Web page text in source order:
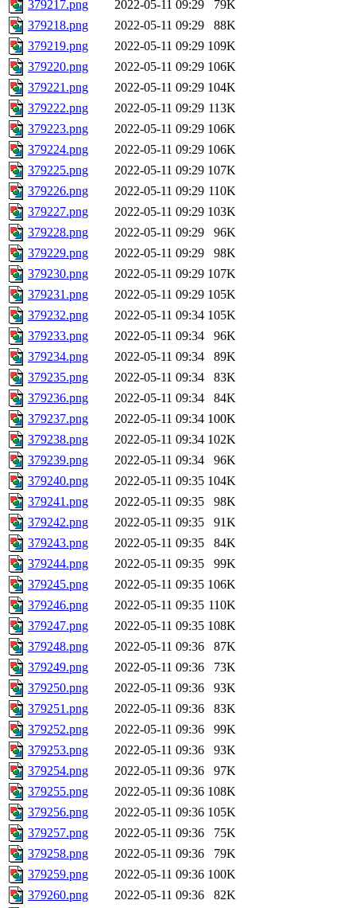
379217.png 2022-05-11 09:29
79K
379218.png
2022-05-11 09:29
88K
379219.png
2022-05-11 09:29 109K
379220.png
2022-05-11 09:29 106K
379221.png
2022-05-11 09:29 104K
379222.png
2022-05-11 09:29 113K
379223.png
2022-05-11 09:29 106K
379224.png
2022-05-11 09:29 106K
379225.png
2022-05-11 09:29 107K
379226.png
2022-05-11 09:29 110K
379227.png
2022-05-11 09:29 103K
379228.png
2022-05-11 09:29
96K
379229.png
2022-05-11 09:29
98K
379230.png
2022-05-11 09:29 107K
379231.png
2022-05-11 09:29 105K
379232.png
2022-05-11 09:34 105K
379233.png
2022-05-11 09:34
96K
379234.png
2022-05-11 09:34
89K
379235.png
2022-05-11 09:34
83K
379236.png
2022-05-11 09:34
84K
379237.png
2022-05-11 09:34 100K
379238.png
2022-05-11 09:34 102K
379239.png
2022-05-11 09:34
96K
379240.png
2022-05-11 09:35 104K
379241.png
2022-05-11 09:35
98K
379242.png
2022-05-11 09:35
91K
379243.png
2022-05-11 09:35
84K
379244.png
2022-05-11 09:35
99K
379245.png
2022-05-11 09:35 106K
379246.png
2022-05-11 09:35 110K
379247.png
2022-05-11 09:35 108K
379248.png
2022-05-11 09:36
87K
379249.png
2022-05-11 09:36
73K
379250.png
2022-05-11 09:36
93K
379251.png
2022-05-11 09:36
83K
379252.png
2022-05-11 09:36
99K
379253.png
2022-05-11 09:36
93K
379254.png
2022-05-11 09:36
97K
379255.png
2022-05-11 09:36 108K
379256.png
2022-05-11 09:36 105K
379257.png
2022-05-11 09:36
75K
379258.png
2022-05-11 09:36
79K
379259.png
2022-05-11 09:36 100K
379260.png
2022-05-11 09:36
82K